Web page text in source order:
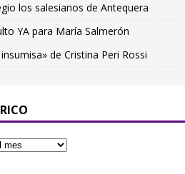
los salesianos de Antequera
YA para María Salmerón
de Cristina Peri Rossi